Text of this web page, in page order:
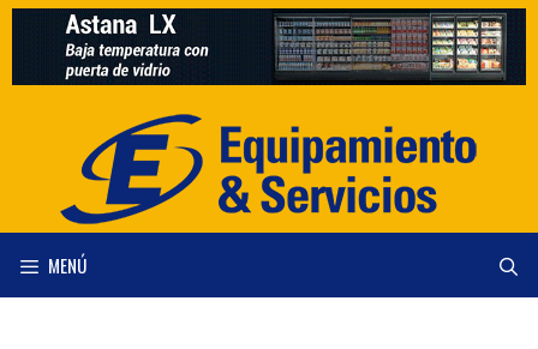
Saltar
contenido
MENÚ